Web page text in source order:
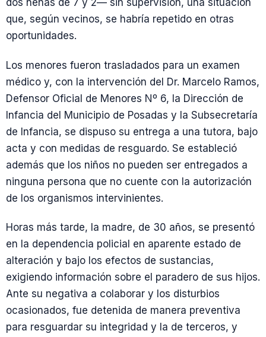
dos nenas de 7 y 2— sin supervisión, una situación
que, según vecinos, se habría repetido en otras
oportunidades.
Los menores fueron trasladados para un examen
médico y, con la intervención del Dr. Marcelo Ramos,
Defensor Oficial de Menores Nº 6, la Dirección de
Infancia del Municipio de Posadas y la Subsecretaría
de Infancia, se dispuso su entrega a una tutora, bajo
acta y con medidas de resguardo. Se estableció
además que los niños no pueden ser entregados a
ninguna persona que no cuente con la autorización
de los organismos intervinientes.
Horas más tarde, la madre, de 30 años, se presentó
en la dependencia policial en aparente estado de
alteración y bajo los efectos de sustancias,
exigiendo información sobre el paradero de sus hijos.
Ante su negativa a colaborar y los disturbios
ocasionados, fue detenida de manera preventiva
para resguardar su integridad y la de terceros, y